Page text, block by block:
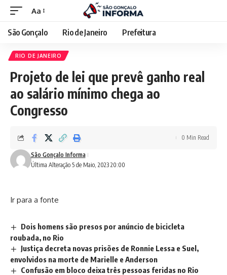
Aa
São Gonçalo Rio de Janeiro Prefeitura
RIO DE JANEIRO
Projeto de lei que prevê ganho real
ao salário mínimo chega ao
Congresso
Última Alteração 5 de Maio, 2023 20:00
São Gonçalo Informa
0 Min Read
Ir para a fonte
Dois homens são presos por anúncio de bicicleta
roubada, no Rio
Justiça decreta novas prisões de Ronnie Lessa e Suel,
envolvidos na morte de Marielle e Anderson
Confusão em bloco deixa três pessoas feridas no Rio